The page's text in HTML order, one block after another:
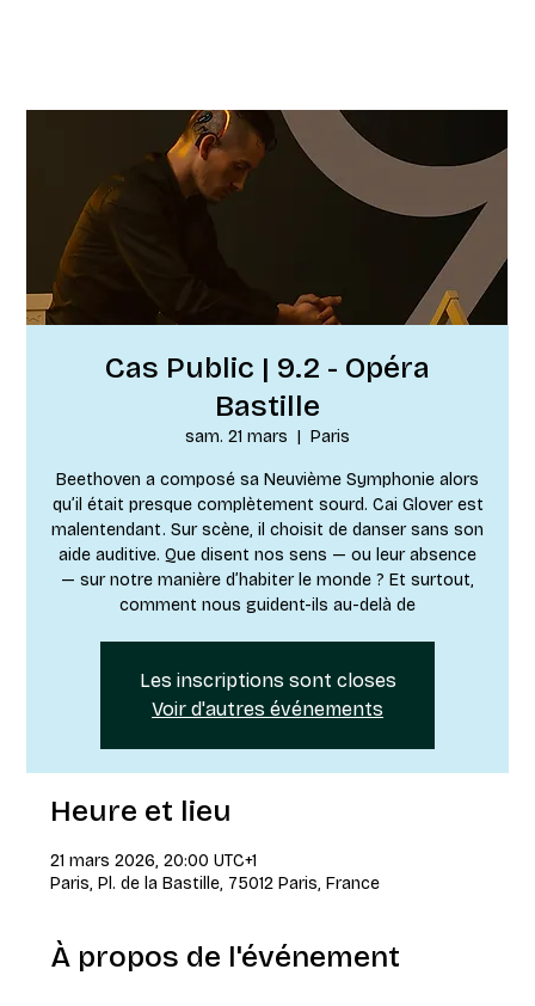
Cas Public | 9.2 - Opéra
Bastille
sam. 21 mars
  |
Paris
Beethoven a composé sa Neuvième Symphonie alors
qu’il était presque complètement sourd. Cai Glover est
malentendant. Sur scène, il choisit de danser sans son
aide auditive. Que disent nos sens — ou leur absence
— sur notre manière d’habiter le monde ? Et surtout,
comment nous guident-ils au-delà de
Les inscriptions sont closes
Voir d'autres événements
Heure et lieu
21 mars 2026, 20:00 UTC+1
Paris, Pl. de la Bastille, 75012 Paris, France
À propos de l'événement